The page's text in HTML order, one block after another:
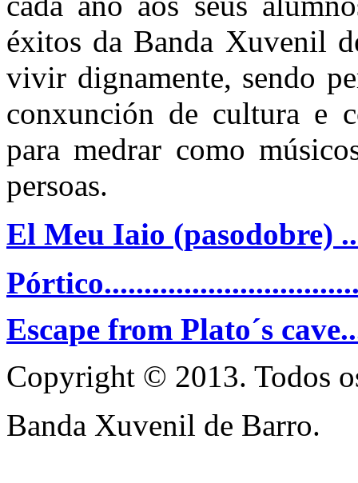
éxitos da Banda Xuvenil
vivir dignamente, sendo
conxunción de cultura e
para medrar como
persoas.
El Meu Iaio (pasodobre)
Escape from Plato´s
Copyright © 2013. Todos
Banda Xuvenil de Barro.